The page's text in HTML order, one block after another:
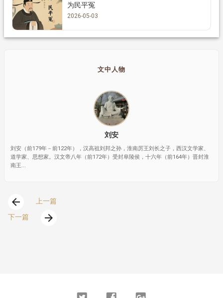
为民平冤
2026-05-03
文中人物
刘安
刘安（前179年－前122年），汉高祖刘邦之孙，淮南厉王刘长之子，西汉文学家、
道学家、思想家。汉文帝八年（前172年）受封阜陵侯，十六年（前164年）晋封淮
南王...
arrow_back
上一篇
下一篇
arrow_forward